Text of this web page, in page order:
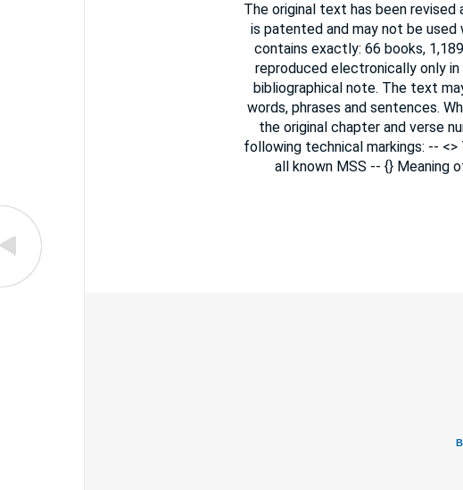
The original text has been
is patented and may not be
contains exactly: 66 books,
reproduced electronically only
bibliographical note. The text
words, phrases and sentences.
the original chapter and verse
following technical markings: --
all known MSS -- {} Meaning